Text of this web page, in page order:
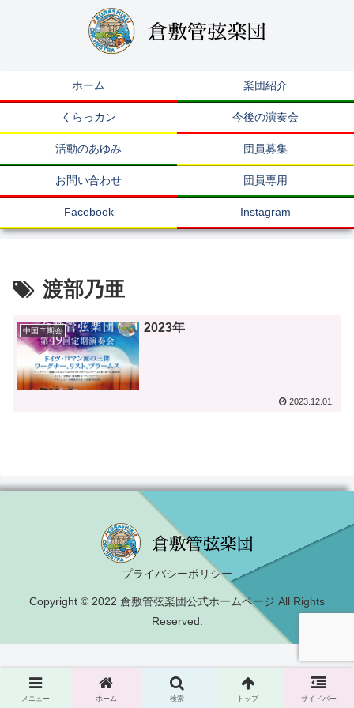
ホーム 楽団紹介
くらっカン 今後の演奏会
活動のあゆみ 団員募集
お問い合わせ 団員専用
Facebook Instagram
渡部乃亜
中国二期会 2023年
2023.12.01
プライバシーポリシー
Copyright © 2022 倉敷管弦楽団公式ホームページ All Rights
Reserved.
メニュー ホーム 検索 トップ サイドバー